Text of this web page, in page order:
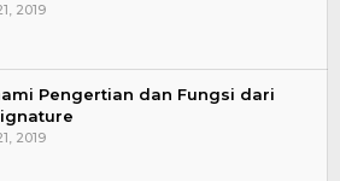
2019
Pengertian dan Fungsi dari
2019